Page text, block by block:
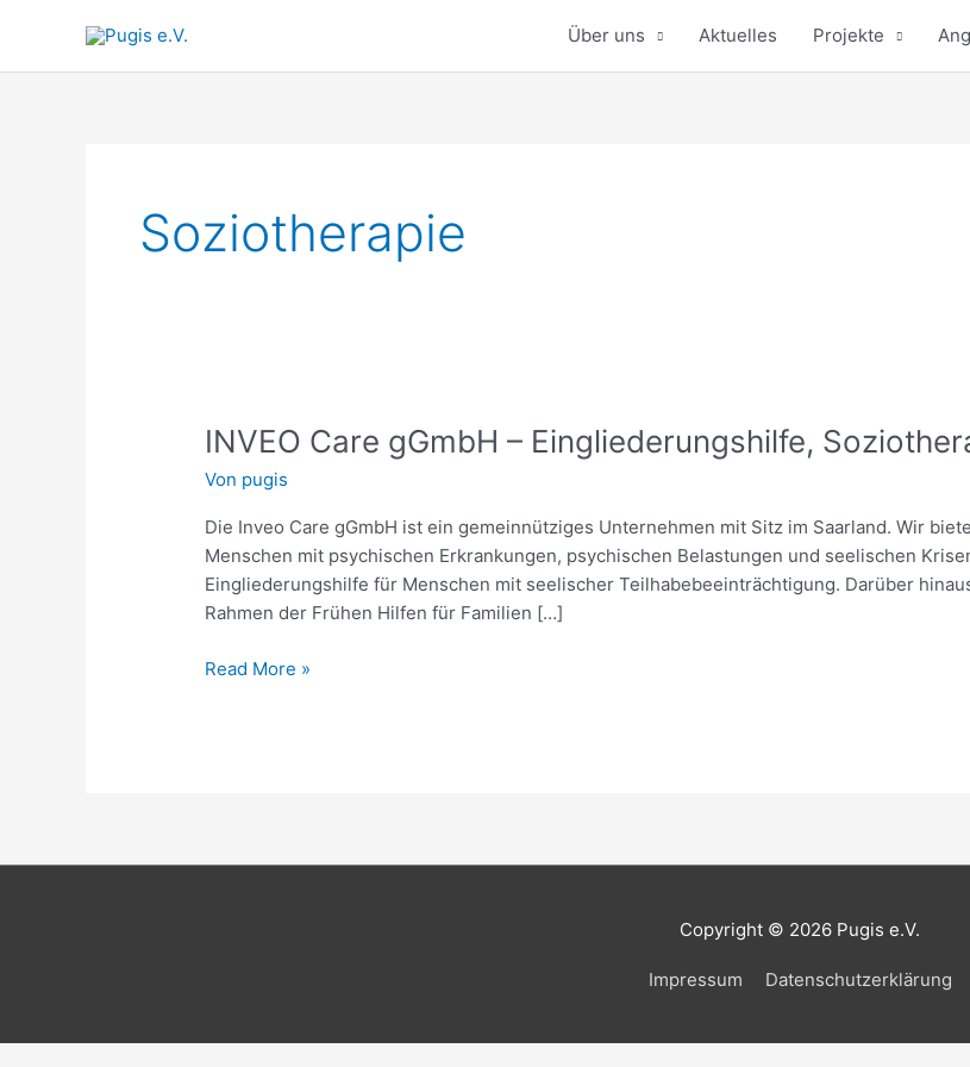
springen
Über uns Aktuelles Projekte
Soziotherapie
INVEO Care gGmbH – Eingliederungshilfe,
Von pugis
Die Inveo Care gGmbH ist ein gemeinnütziges Unternehmen mit Sitz im Saarland. Wir
Menschen mit psychischen Erkrankungen, psychischen Belastungen und seelischen
Eingliederungshilfe für Menschen mit seelischer Teilhabebeeinträchtigung. Darüber
Rahmen der Frühen Hilfen für Familien […]
INVEO
gGmbH
–
Eingliederungshilfe,
Soziotherapie,
Frühe
Read More »
Copyright © 2026 Pugis e.V.
Impressum Datenschutzerklärung